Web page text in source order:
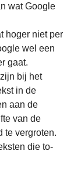
wat Google
hoger niet per
wel een
gaat.
bij het
in de
aan de
van de
te vergroten.
die to-